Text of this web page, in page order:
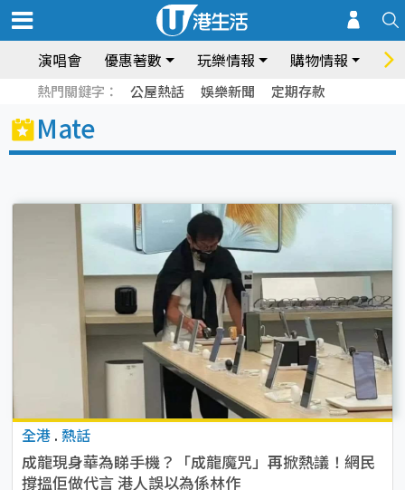
演唱會 優惠著數 玩樂情報 購物情報 飲
熱門關鍵字： 公屋熱話 娛樂新聞 定期存款
Mate
全港 . 熱話
成龍現身華為睇手機？「成龍魔咒」再掀熱議！網民
撐搵佢做代言 港人誤以為係林作